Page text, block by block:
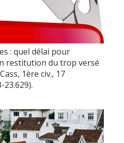
: quel délai pour
restitution du trop versé
1ère civ., 17